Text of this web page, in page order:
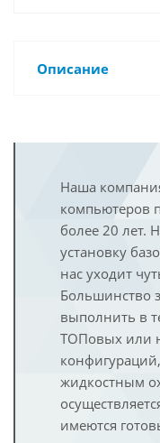
Описание
Наша
компьютеров
более 20 лет.
установку
нас уходит
Большинство
выполнить в
ТОПовых или
жидкостным
имеются